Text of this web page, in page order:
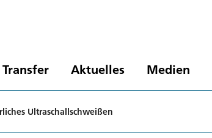
Aktuelles Medien
Ultraschallschweißen